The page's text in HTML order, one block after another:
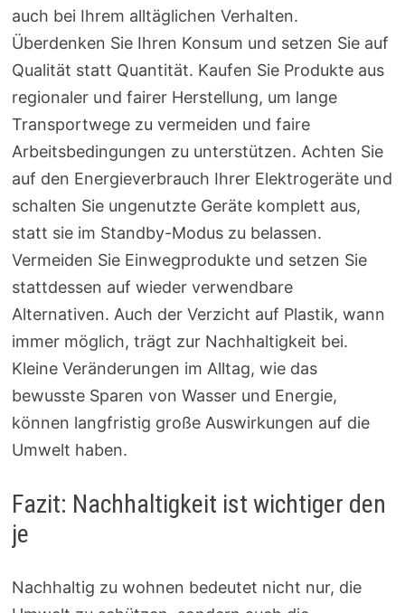
auch bei Ihrem alltäglichen Verhalten.
Überdenken Sie Ihren Konsum und setzen Sie auf
Qualität statt Quantität. Kaufen Sie Produkte aus
regionaler und fairer Herstellung, um lange
Transportwege zu vermeiden und faire
Arbeitsbedingungen zu unterstützen. Achten Sie
auf den Energieverbrauch Ihrer Elektrogeräte und
schalten Sie ungenutzte Geräte komplett aus,
statt sie im Standby-Modus zu belassen.
Vermeiden Sie Einwegprodukte und setzen Sie
stattdessen auf wieder verwendbare
Alternativen. Auch der Verzicht auf Plastik, wann
immer möglich, trägt zur Nachhaltigkeit bei.
Kleine Veränderungen im Alltag, wie das
bewusste Sparen von Wasser und Energie,
können langfristig große Auswirkungen auf die
Umwelt haben.
Fazit: Nachhaltigkeit ist wichtiger den
je
Nachhaltig zu wohnen bedeutet nicht nur, die